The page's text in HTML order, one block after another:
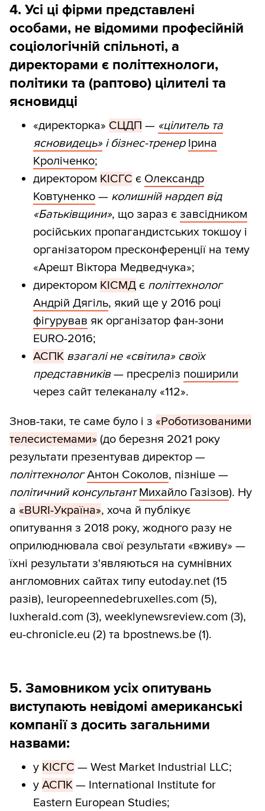
4. Усі ці фірми представлені
особами, не відомими професійній
соціологічній спільноті, а
директорами є політтехнологи,
політики та (раптово) цілителі та
ясновидці
«директорка» СЦДП — «цілитель та
ясновидець»і бізнес-тренер Ірина
Кроліченко;
директором КІСГС є Олександр
Ковтуненко — колишній нардеп від
«Батьківщини», що зараз є завсідником
російських пропагандистських токшоу і
організатором пресконференції на тему
«Арешт Віктора Медведчука»;
директором КІСМД є політтехнолог
Андрій Дягіль, який ще у 2016 році
фігурував як організатор фан-зони
EURO-2016;
АСПК взагалі не «світила» своїх
представників— пресреліз поширили
через сайт телеканалу «112».
Знов-таки, те саме було і з «Роботизованими
телесистемами» (до березня 2021 року
результати презентував директор —
політтехнолог Антон Соколов, пізніше —
політичний консультант Михайло Газізов). Ну
а «BURI-Україна», хоча й публікує
опитування з 2018 року, жодного разу не
оприлюднювала свої результати «вживу» —
їхні результати з'являються на сумнівних
англомовних сайтах типу eutoday.net (15
разів), leuropeennedebruxelles.com (5),
luxherald.com (3), weeklynewsreview.com (3),
eu-chronicle.eu (2) та bpostnews.be (1).
5. Замовником усіх опитувань
виступають невідомі американські
компанії з досить загальними
назвами:
у КІСГС — West Market Industrial LLC;
у АСПК — International Institute for
Eastern European Studies;